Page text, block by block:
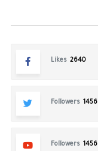
Likes 2640
Followers 1456
Followers 1456